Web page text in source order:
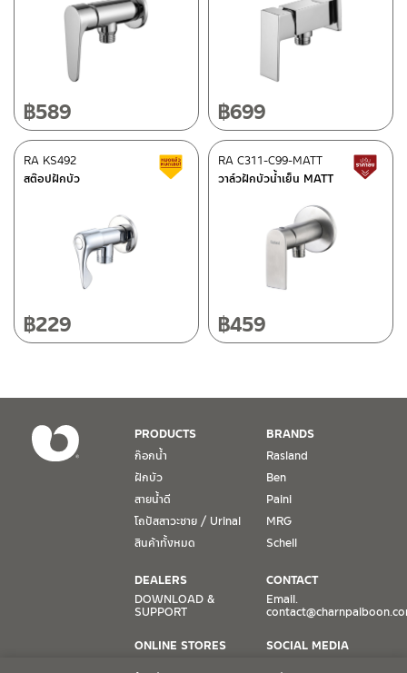
ศูนย์บริการและอะไหล่ กรุงเทพฯ
662/61-62 ถนน พระราม3 แขวงบางโพงพาง เขตยานนาวา กรุงเทพฯ
โทร: 02-358-0080 / 080-075-8668 / 091-545-0556
ศูนย์บริการและอะไหล่ เชียงใหม่
โทร: 080-075-2626
วันและเวลาทำการ
วันจันทร์ – วันศุกร์ เวลา 8:30-17:30 น.
วันเสาร์ เวลา 8:30-15:00 น.
1. การรับประกัน จะต้องมีหลักฐานการซื้อ หรือ ใบเสร็จ โดยทางบริษัทฯ
ขอตรวจสอบโดยนับวันซื้อขายเป็นสำคัญ ทางบริษัทฯ ไม่สามารถให้
เงื่อนไขการรับประกันสินค้าได้ หากไม่มีเอกสารดังกล่าว
2. การรับประกันสินค้า จะรับประกันฉพาะสินค้าที่อยู่ในสภาพการใช้งาน
ปกติ หากมีตำหนิ ชำรุด ร้าว ตกพื้น หรือสภาพภายนอกอยู่ในสภาพที่ใช้
3. การรับประกันสินค้า จะรับประกันเฉพาะชิ้นส่วนที่แจ้ง เช่น ก๊อกน้ำ จะ
รับประกันเฉพาะวาล์วก๊อกน้ำไม่รั่วซึม ดังนั้นการรับประกันจะเป็นการ
เปลี่ยนเฉพาะชิ้นส่วนที่รับประกันนั้นๆ
ติดต่อพนักงานขาย / Contact Sales Staff
โทร: 02-285-5795
@charnpaiboon.sales
ติดต่อ ชาญไพบูลย์ / Contact Us
฿589 ฿699
สต๊อปฝักบัว
RA KS492 สินค้าลดราคา เคลียร์สต็อก
฿229
วาล์วฝักบัวน้ำเย็น MATT
RA C311-C99-MATT
฿459
PRODUCTS
ก๊อกน้ำ
ฝักบัว
สายน้ำดี
โถปัสสาวะชาย / Urinal
สินค้าทั้งหมด
BRANDS
Rasland
Ben
Paini
MRG
Schell
DEALERS
DOWNLOAD &
SUPPORT
ONLINE STORES
CONTACT
Email.
SOCIAL MEDIA